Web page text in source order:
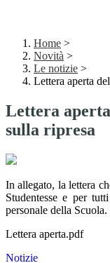
Home >
Novità >
Le notizie >
Lettera aperta
Lettera
sulla ripresa
In allegato, la lettera
Studentesse e per
personale della
Lettera aperta.pdf
Notizie